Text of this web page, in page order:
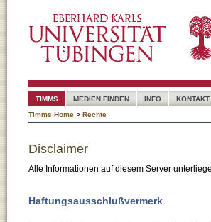
TIMMS MEDIEN FINDEN INFO KONTAKT
Timms Home > Rechte
Disclaimer
Alle Informationen auf diesem Server
Haftungsausschlußvermerk